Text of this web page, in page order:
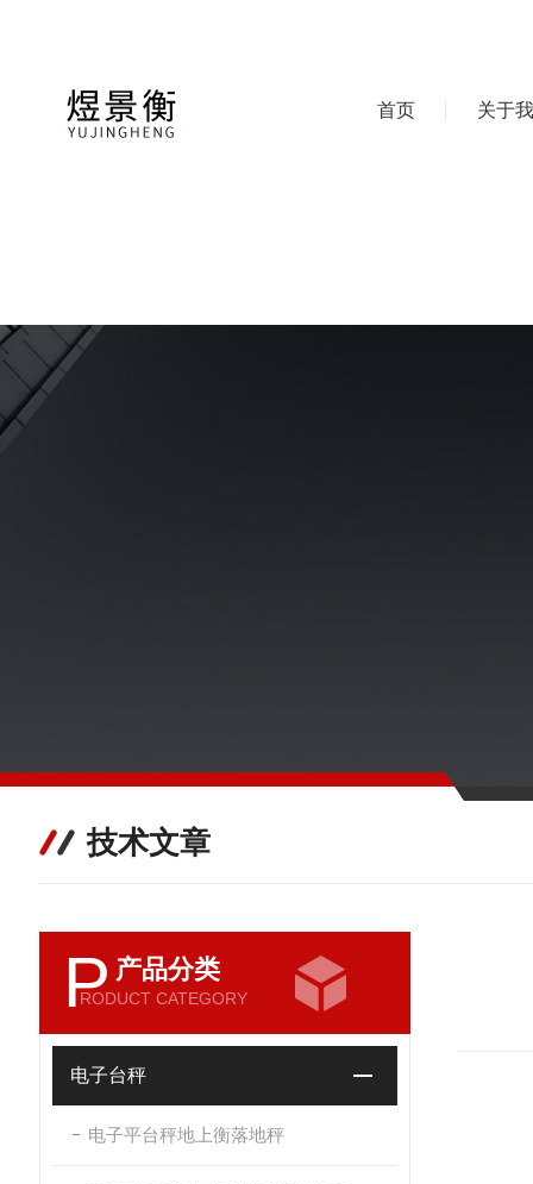
首页 关于
技术文章
P 产品分类
RODUCT CATEGORY
电子台秤
电子平台秤地上衡落地秤